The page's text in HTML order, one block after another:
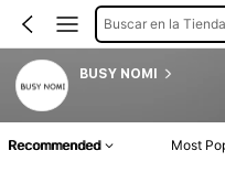
Buscar en la Tienda
BUSY NOMI
Recommended Most